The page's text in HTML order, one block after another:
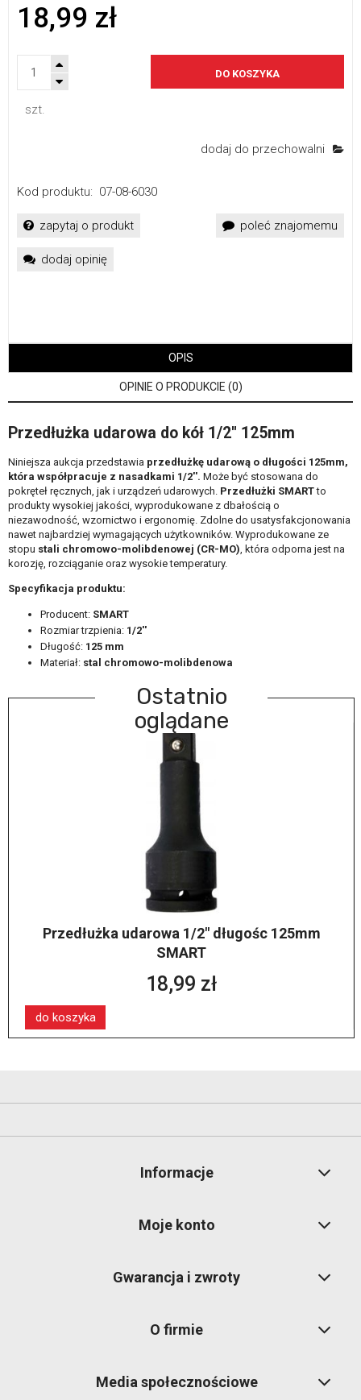
18,99 zł
szt.
DO KOSZYKA
dodaj do przechowalni
Kod produktu: 07-08-6030
zapytaj o produkt poleć znajomemu
dodaj opinię
OPIS
OPINIE O PRODUKCIE (0)
Przedłużka udarowa do kół 1/2'' 125mm
Niniejsza aukcja przedstawia przedłużkę udarową o długości 125mm,
która współpracuje z nasadkami 1/2''. Może być stosowana do
pokręteł ręcznych, jak i urządzeń udarowych. Przedłużki SMARTto
produkty wysokiej jakości, wyprodukowane z dbałością o
niezawodność, wzornictwo i ergonomię. Zdolne do usatysfakcjonowania
nawet najbardziej wymagających użytkowników. Wyprodukowane ze
stopu stali chromowo-molibdenowej (CR-MO) , która odporna jest na
korozję, rozciąganie oraz wysokie temperatury.
Specyfikacja produktu:
Producent: SMART
Rozmiar trzpienia: 1/2''
Długość: 125 mm
Materiał: stal chromowo-molibdenowa
Ostatnio
oglądane
Przedłużka udarowa 1/2" długośc 125mm
SMART
18,99 zł
do koszyka
Informacje
Moje konto
Gwarancja i zwroty
O firmie
Media społecznościowe